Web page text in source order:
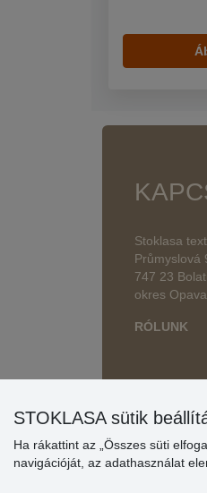
Stoklasa
Průmyslová
747 23
okres Opava
RÓLUNK
STOKLASA sütik
Ha rákattint az „Összes süti
navigációját, az adathasználat